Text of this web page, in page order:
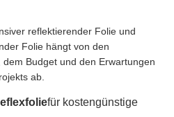
reflektierender Folie und
Folie hängt von den
Budget und den Erwartungen
ab.
für kostengünstige